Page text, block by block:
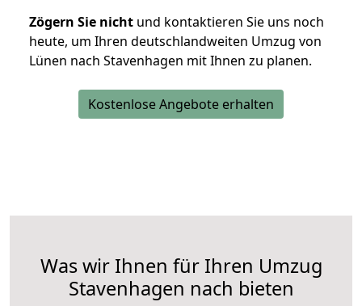
Zögern Sie nicht und kontaktieren Sie uns noch
heute, um Ihren deutschlandweiten Umzug von
Lünen nach Stavenhagen mit Ihnen zu planen.
Kostenlose Angebote erhalten
Was wir Ihnen für Ihren Umzug
Stavenhagen nach bieten